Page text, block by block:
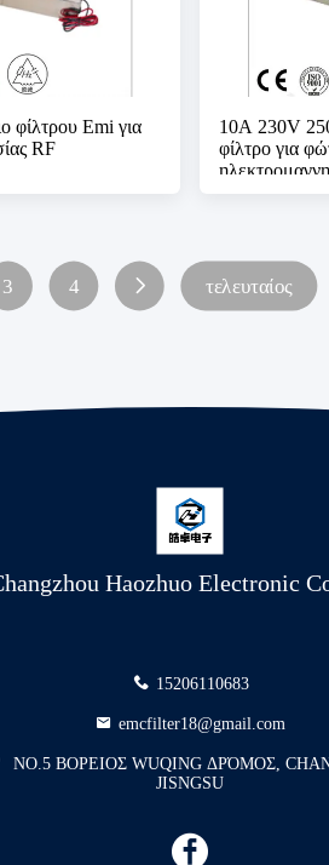
φίλτρου Emi για
RF
10A 230V
φίλτρο για
3 4 τελευταίος
Haozhuo Electronic
15206110683
emcfilter18@gmail.com
NO.5 ΒΟΡΕΙΟΣ WUQING ΔΡΌΜΟΣ,
JISNGSU